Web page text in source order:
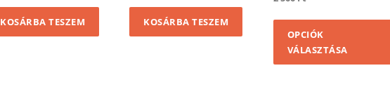
KOSÁRBA TESZEM KOSÁRBA TESZEM
OPCIÓK
VÁLASZTÁSA